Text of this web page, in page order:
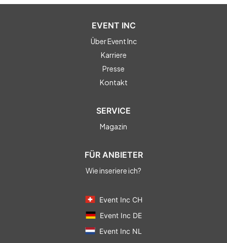
EVENT INC
Über Event Inc
Karriere
Presse
Kontakt
SERVICE
Magazin
FÜR ANBIETER
Wie inseriere ich?
Event Inc CH
Event Inc DE
Event Inc NL